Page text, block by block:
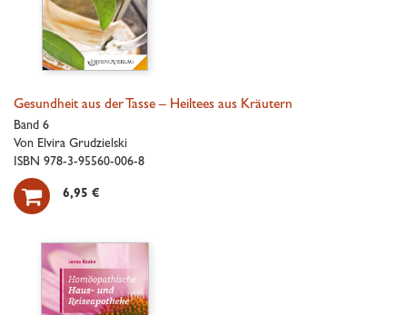
Gesundheit aus der Tasse – Heiltees aus Kräutern
Band 6
Von Elvira Grudzielski
ISBN 978-3-95560-006-8
 6,95 €